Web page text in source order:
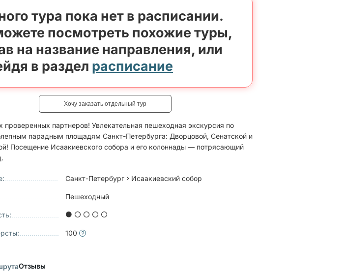
тура пока нет в расписании.
посмотреть похожие туры,
на название направления, или
в раздел расписание
Хочу заказать отдельный тур
проверенных партнеров! Увлекательная пешеходная экскурсия по
парадным площадям Санкт-Петербурга: Дворцовой, Сенатской и
Посещение Исаакиевского собора и его колоннады — потрясающий
Санкт-Петербург Исаакиевский собор
Пешеходный
100
Отзывы